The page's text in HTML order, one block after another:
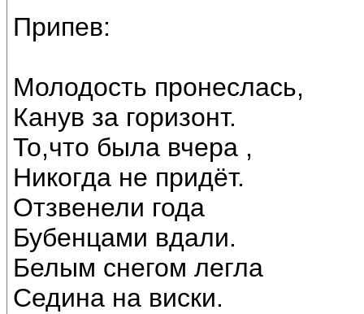
Припев:
Молодость пронеслась,
Канув за горизонт.
То,что была вчера ,
Никогда не придёт.
Отзвенели года
Бубенцами вдали.
Белым снегом легла
Седина на виски.